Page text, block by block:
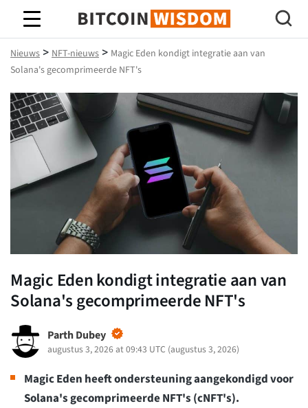
Bitcoin-wijsheid
Nieuws > NFT-nieuws > Magic Eden kondigt integratie aan van
Solana's gecomprimeerde NFT's
Magic Eden kondigt integratie aan van
Solana's gecomprimeerde NFT's
Parth Dubey
augustus 3, 2026 at 09:43 UTC (augustus 3, 2026)
Magic Eden heeft ondersteuning aangekondigd voor
Solana's gecomprimeerde NFT's (cNFT's).